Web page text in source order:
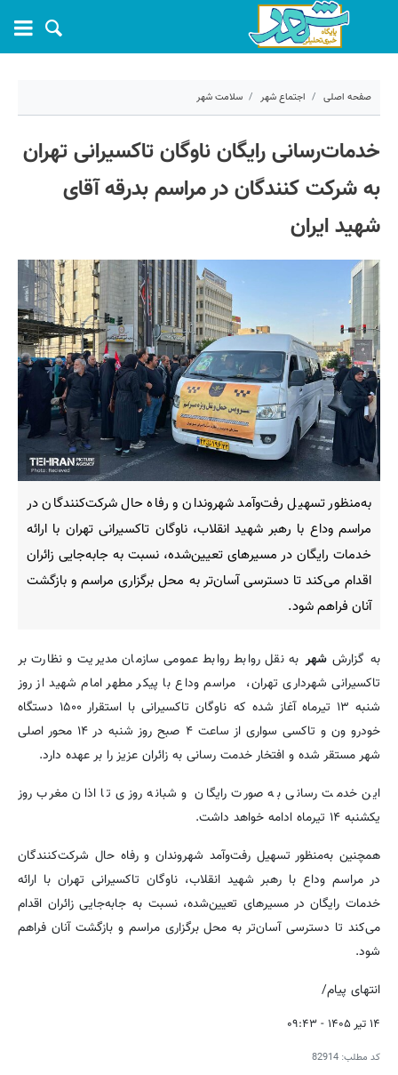
صفحه اصلی اجتماع شهر سلامت شهر
82914
خدمات‌رسانی رایگان ناوگان تاکسیرانی تهران
به شرکت‌ کنندگان در مراسم بدرقه آقای
شهید ایران
به‌منظور تسهیل رفت‌وآمد شهروندان و رفاه حال شرکت‌کنندگان در
مراسم وداع با رهبر شهید انقلاب، ناوگان تاکسیرانی تهران با ارائه
خدمات رایگان در مسیرهای تعیین‌شده، نسبت به جابه‌جایی زائران
اقدام می‌کند تا دسترسی آسان‌تر به محل برگزاری مراسم و بازگشت
آنان فراهم شود.
به گزارششهر به نقل روابط روابط عمومی سازمان مدیریت و نظارت بر
تاکسیرانی شهرداری تهران، مراسم وداع با پیکر مطهر امام شهید از روز
شنبه ۱۳ تیرماه آغاز شده که ناوگان تاکسیرانی با استقرار ۱۵۰۰ دستگاه
خودرو ون و تاکسی سواری از ساعت ۴ صبح روز شنبه در ۱۴ محور اصلی
شهر مستقر شده و افتخار خدمت رسانی به زائران عزیز را بر عهده دارد.
این خدمت رسانی به صورت رایگان و شبانه روزی تا اذان مغرب روز
یکشنبه ۱۴ تیرماه ادامه خواهد داشت.
همچنین به‌منظور تسهیل رفت‌وآمد شهروندان و رفاه حال شرکت‌کنندگان
در مراسم وداع با رهبر شهید انقلاب، ناوگان تاکسیرانی تهران با ارائه
خدمات رایگان در مسیرهای تعیین‌شده، نسبت به جابه‌جایی زائران اقدام
می‌کند تا دسترسی آسان‌تر به محل برگزاری مراسم و بازگشت آنان فراهم
شود.
انتهای پیام/
۱۴ تیر ۱۴۰۵ - ۰۹:۴۳
کد مطلب: 82914